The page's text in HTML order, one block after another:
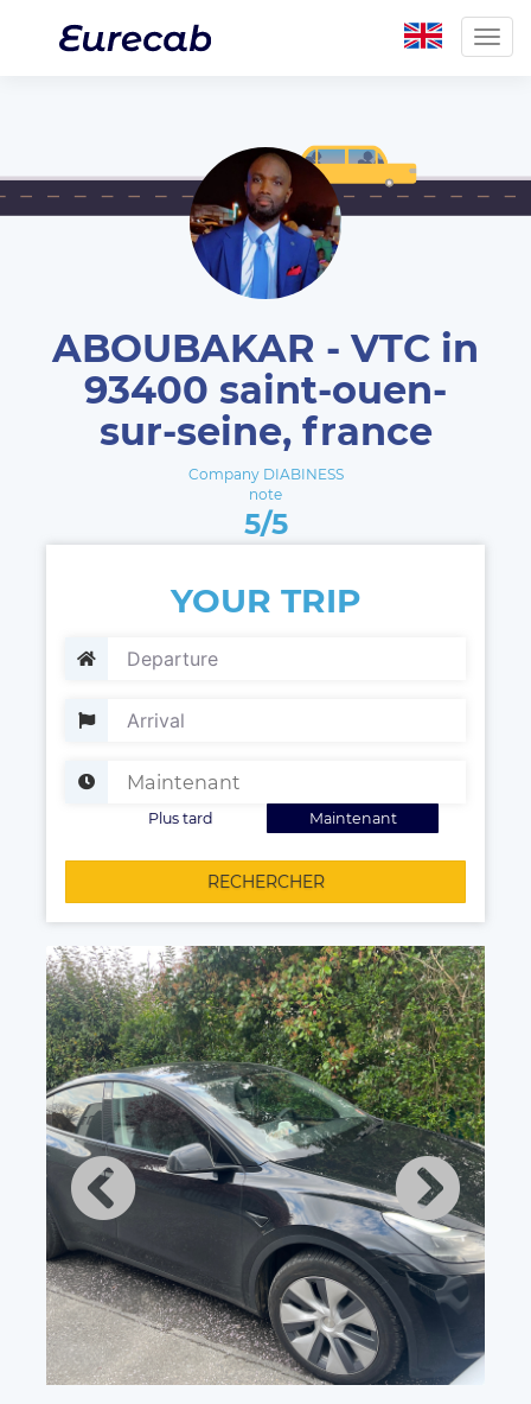
ABOUBAKAR - VTC in
93400 saint-ouen-
sur-seine, france
Company DIABINESS
note
5/5
YOUR TRIP
Maintenant
Plus tard
RECHERCHER